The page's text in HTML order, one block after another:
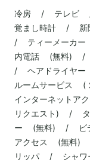
冷房 / テレビ
覚まし時計 /
/ ティーメー
内電話 (無料) /
/ ヘアドライヤ
ルームサービ
インターネット
リクエスト) / タ
ー (無料) / ビ
アクセス (無料
リッパ / シャ